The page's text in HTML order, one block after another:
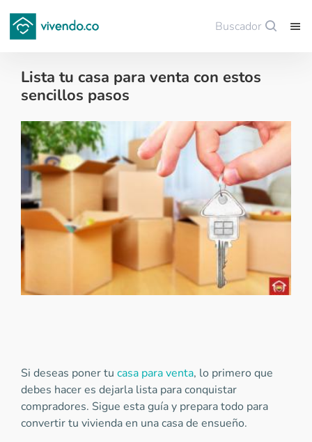
Buscador
Lista tu casa para venta con estos
sencillos pasos
Tips para comprar vivienda nueva - 2017-12-26
Si deseas poner tu casa para venta, lo primero que
debes hacer es dejarla lista para conquistar
compradores. Sigue esta guía y prepara todo para
convertir tu vivienda en una casa de ensueño.
Guardar